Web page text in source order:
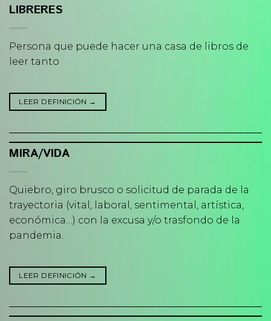
LIBRERES
Persona que puede hacer una casa de libros de
leer tanto
LEER DEFINICIÓN →
MIRA/VIDA
Quiebro, giro brusco o solicitud de parada de la
trayectoria (vital, laboral, sentimental, artística,
económica…) con la excusa y/o trasfondo de la
pandemia.
LEER DEFINICIÓN →